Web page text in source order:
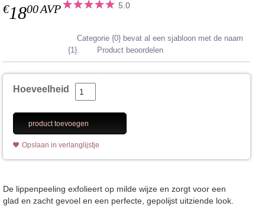
€1800AVP 5.0
Categorie {0} bevat al een sjabloon met de naam
{1}.
Product beoordelen
Hoeveelheid
product toevoegen
Opslaan in verlanglijstje
De lippenpeeling exfolieert op milde wijze en zorgt voor een
glad en zacht gevoel en een perfecte, gepolijst uitziende look.